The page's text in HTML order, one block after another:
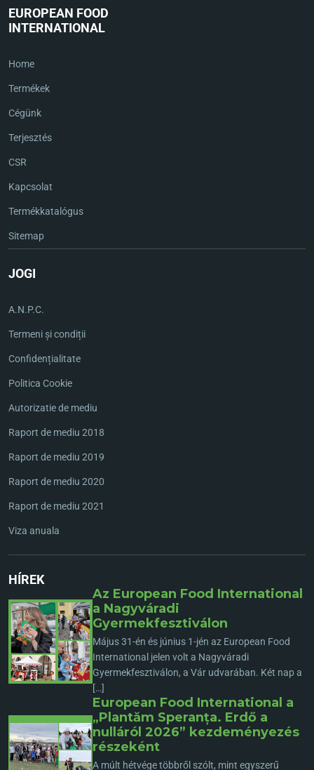
EUROPEAN FOOD
INTERNATIONAL
Home
Termékek
Cégünk
Terjesztés
CSR
Kapcsolat
Termékkatalógus
Sitemap
JOGI
A.N.P.C.
Termeni și condiții
Confidențialitate
Politica Cookie
Autorizatie de mediu
Raport de mediu 2018
Raport de mediu 2019
Raport de mediu 2020
Raport de mediu 2021
Viza anuala
HÍREK
Az European Food International
a Nagyváradi
Gyermekfesztiválon
Május 31-én és június 1-jén az European Food
International jelen volt a Nagyváradi
Gyermekfesztiválon, a Vár udvarában. Két nap a
[…]
European Food International a
„Plantăm Speranța. Erdő a
nulláról 2026” kezdeményezés
részeként
A múlt hétvége többről szólt, mint egyszerű